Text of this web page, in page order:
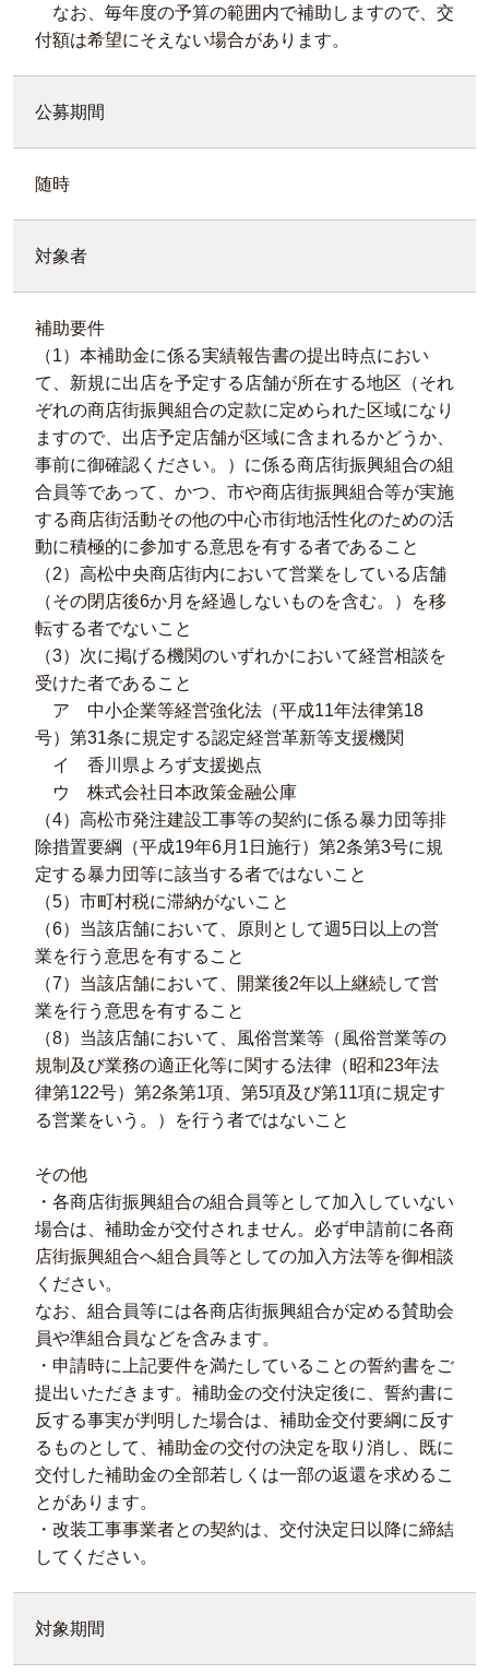
なお、毎年度の予算の範囲内で補助しますので、交
付額は希望にそえない場合があります。
公募期間
随時
対象者
補助要件
（1）本補助金に係る実績報告書の提出時点におい
て、新規に出店を予定する店舗が所在する地区（それ
ぞれの商店街振興組合の定款に定められた区域になり
ますので、出店予定店舗が区域に含まれるかどうか、
事前に御確認ください。）に係る商店街振興組合の組
合員等であって、かつ、市や商店街振興組合等が実施
する商店街活動その他の中心市街地活性化のための活
動に積極的に参加する意思を有する者であること
（2）高松中央商店街内において営業をしている店舗
（その閉店後6か月を経過しないものを含む。）を移
転する者でないこと
（3）次に掲げる機関のいずれかにおいて経営相談を
受けた者であること
ア 中小企業等経営強化法（平成11年法律第18
号）第31条に規定する認定経営革新等支援機関
イ 香川県よろず支援拠点
ウ 株式会社日本政策金融公庫
（4）高松市発注建設工事等の契約に係る暴力団等排
除措置要綱（平成19年6月1日施行）第2条第3号に規
定する暴力団等に該当する者ではないこと
（5）市町村税に滞納がないこと
（6）当該店舗において、原則として週5日以上の営
業を行う意思を有すること
（7）当該店舗において、開業後2年以上継続して営
業を行う意思を有すること
（8）当該店舗において、風俗営業等（風俗営業等の
規制及び業務の適正化等に関する法律（昭和23年法
律第122号）第2条第1項、第5項及び第11項に規定す
る営業をいう。）を行う者ではないこと
その他
・各商店街振興組合の組合員等として加入していない
場合は、補助金が交付されません。必ず申請前に各商
店街振興組合へ組合員等としての加入方法等を御相談
ください。
なお、組合員等には各商店街振興組合が定める賛助会
員や準組合員などを含みます。
・申請時に上記要件を満たしていることの誓約書をご
提出いただきます。補助金の交付決定後に、誓約書に
反する事実が判明した場合は、補助金交付要綱に反す
るものとして、補助金の交付の決定を取り消し、既に
交付した補助金の全部若しくは一部の返還を求めるこ
とがあります。
・改装工事事業者との契約は、交付決定日以降に締結
してください。
対象期間